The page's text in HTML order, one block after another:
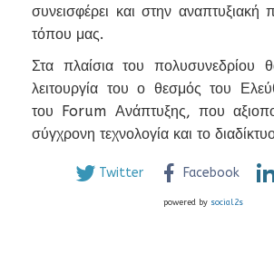
συνεισφέρει και στην αναπτυξιακή
τόπου μας.
Στα πλαίσια του πολυσυνεδρίου
λειτουργία του ο θεσμός του
του Forum Ανάπτυξης, που
σύγχρονη τεχνολογία και το
Twitter Facebook
powered by social2s